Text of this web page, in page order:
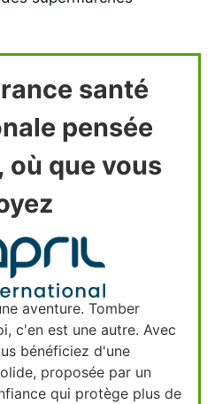
santé
pensée
où que vous
aventure. Tomber
c'en est une autre. Avec
bénéficiez d'une
proposée par un
qui protège plus de